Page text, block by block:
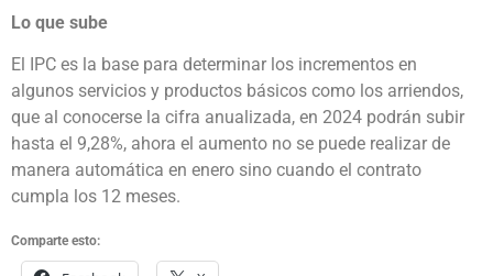
Lo que sube
El IPC es la base para determinar los incrementos en
algunos servicios y productos básicos como los arriendos,
que al conocerse la cifra anualizada, en 2024 podrán subir
hasta el 9,28%, ahora el aumento no se puede realizar de
manera automática en enero sino cuando el contrato
cumpla los 12 meses.
Comparte esto: